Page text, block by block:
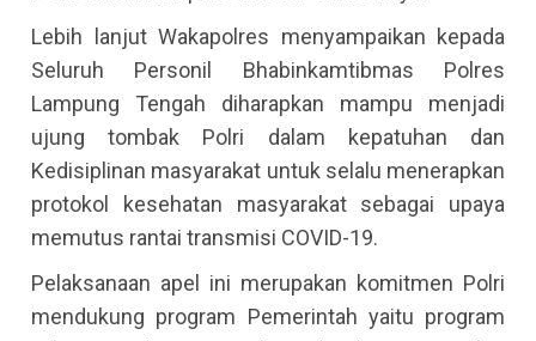
Lebih lanjut Wakapolres menyampaikan kepada
Seluruh Personil Bhabinkamtibmas Polres
Lampung Tengah diharapkan mampu menjadi
ujung tombak Polri dalam kepatuhan dan
Kedisiplinan masyarakat untuk selalu menerapkan
protokol kesehatan masyarakat sebagai upaya
memutus rantai transmisi COVID-19.
Pelaksanaan apel ini merupakan komitmen Polri
mendukung program Pemerintah yaitu program